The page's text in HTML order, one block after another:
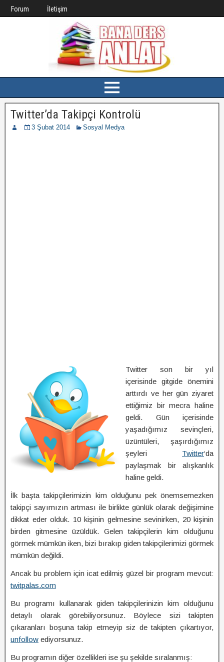
Forum İletişim
Twitter’da Takipçi Kontrolü
3 Şubat 2014 Sosyal Medya
Twitter son bir yıl
içerisinde gitgide önemini
arttırdı ve her gün ziyaret
ettiğimiz bir mecra haline
geldi. Gün içerisinde
yaşadığımız sevinçleri,
üzüntüleri, şaşırdığımız
şeyleri Twitter‘da
paylaşmak bir alışkanlık
haline geldi.
İlk başta takipçilerimizin kim olduğunu pek önemsemezken
takipçi sayımızın artması ile birlikte günlük olarak değişimine
dikkat eder olduk. 10 kişinin gelmesine sevinirken, 20 kişinin
birden gitmesine üzüldük. Gelen takipçilerin kim olduğunu
görmek mümkün iken, bizi bırakıp giden takipçilerimizi görmek
mümkün değildi.
Ancak bu problem için icat edilmiş güzel bir program mevcut:
twitpalas.com
Bu programı kullanarak giden takipçilerinizin kim olduğunu
detaylı olarak görebiliyorsunuz. Böylece sizi takipten
çıkaranları boşuna takip etmeyip siz de takipten çıkartıyor,
unfollow ediyorsunuz.
Bu programın diğer özellikleri ise şu şekilde sıralanmış: